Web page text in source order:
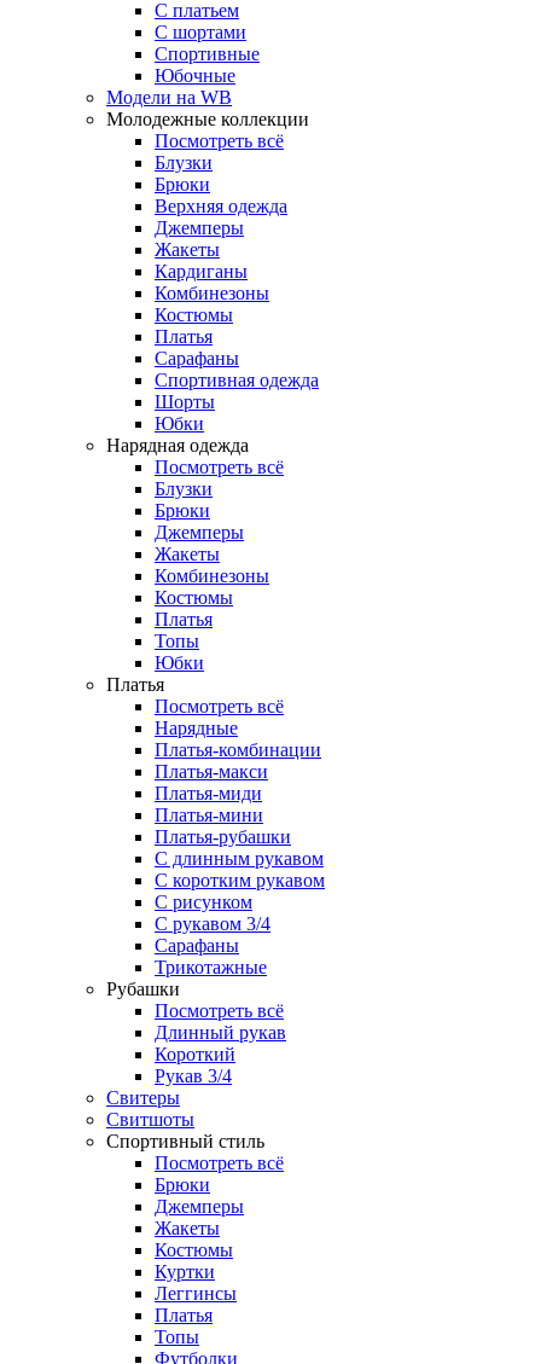
С платьем
С шортами
Спортивные
Юбочные
Модели на WB
Молодежные коллекции
Посмотреть всё
Блузки
Брюки
Верхняя одежда
Джемперы
Жакеты
Кардиганы
Комбинезоны
Костюмы
Платья
Сарафаны
Спортивная одежда
Шорты
Юбки
Нарядная одежда
Посмотреть всё
Блузки
Брюки
Джемперы
Жакеты
Комбинезоны
Костюмы
Платья
Топы
Юбки
Платья
Посмотреть всё
Нарядные
Платья-комбинации
Платья-макси
Платья-миди
Платья-мини
Платья-рубашки
С длинным рукавом
С коротким рукавом
С рисунком
С рукавом 3/4
Сарафаны
Трикотажные
Рубашки
Посмотреть всё
Длинный рукав
Короткий
Рукав 3/4
Свитеры
Свитшоты
Спортивный стиль
Посмотреть всё
Брюки
Джемперы
Жакеты
Костюмы
Куртки
Леггинсы
Платья
Топы
Футболки